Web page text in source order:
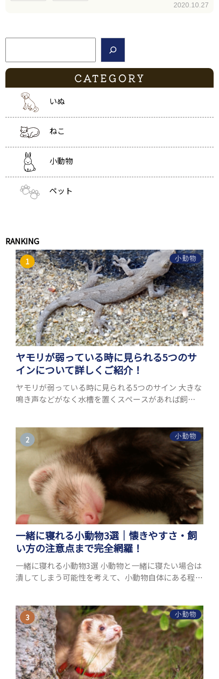
2020.10.27
検索
CATEGORY
いぬ
ねこ
小動物
ペット
RANKING
小動物
ヤモリが弱っている時に見られる5つのサ
インについて詳しくご紹介！
ヤモリが弱っている時に見られる5つのサイン 大きな
鳴き声などがなく水槽を置くスペースがあれば飼う
でしょうか...
小動物
一緒に寝れる小動物3選｜懐きやすさ・飼
い方の注意点まで完全網羅！
一緒に寝れる小動物3選 小動物と一緒に寝たい場合は
潰してしまう可能性を考えて、小動物自体にある程度
が多い...
小動物